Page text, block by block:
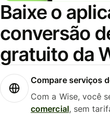
Baixe o
conversão
gratuito da
Compare serviços
Com a Wise, você
comercial, sem